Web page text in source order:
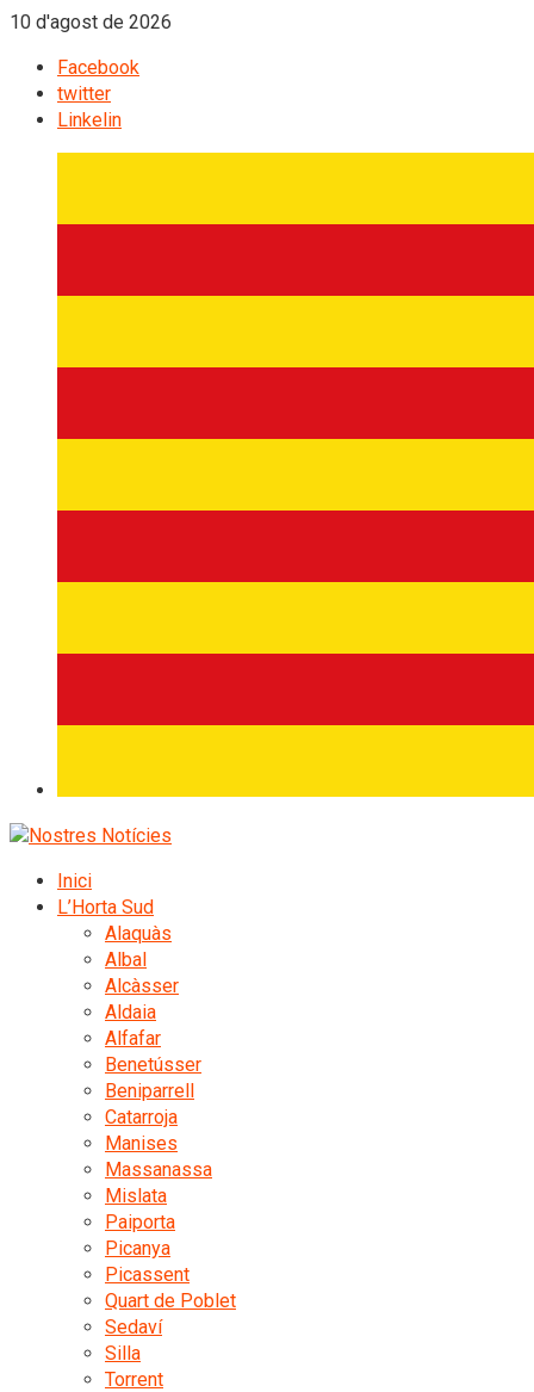
10 d'agost de 2026
Facebook
twitter
Linkelin
Inici
L’Horta Sud
Alaquàs
Albal
Alcàsser
Aldaia
Alfafar
Benetússer
Beniparrell
Catarroja
Manises
Massanassa
Mislata
Paiporta
Picanya
Picassent
Quart de Poblet
Sedaví
Silla
Torrent